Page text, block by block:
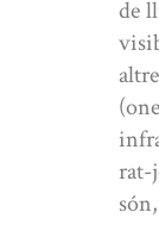
de